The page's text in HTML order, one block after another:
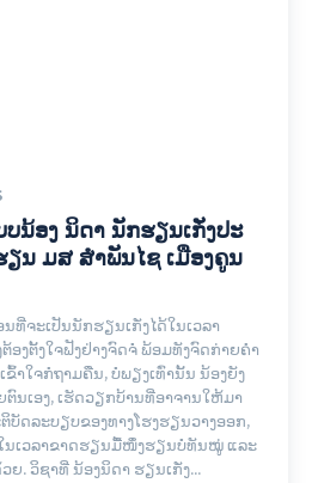
ນ້ອງ ນິດາ ນັກຮຽນເກັ່ງປະ
ຽນ ມສ ສໍາພັນໄຊ ເມືອງຄູນ
ນທີ່ຈະເປັນນັກຮຽນເກັ່ງໄດ້ໃນເວລາ
ງຕັ້ງໃຈຟັງຢ່າງຈົດຈໍ່ ພ້ອມທັງຈົດກ່າຍຄໍາ
ຂົ້າໃຈກໍຖາມຄືນ, ບໍ່ພຽງເທົ່ານັ້ນ ນ້ອງຍັງ
ນເອງ, ເຮັດວຽກບ້ານທີ່ອາຈານໃຫ້ມາ
ບັດລະບຽບຂອງທາງໂຮງຮຽນວາງອອກ,
ນເວລາຂາດຮຽນມື້ໜຶ່ງຮຽນບໍ່ທັນໝູ່ ແລະ
ຍັງຖືຕັດຄະແນນປະຈໍາປີອີກດ້ວຍ. ວິຊາທີ່ ນ້ອງນິດາ ຮຽນເກັ່ງ...